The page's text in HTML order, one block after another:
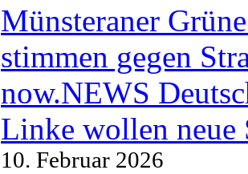
Münsteraner
stimmen gegen
now.NEWS
Linke wollen neue
10. Februar 2026